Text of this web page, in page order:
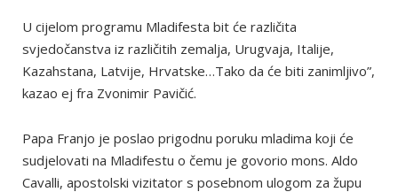
U cijelom programu Mladifesta bit će različita
svjedočanstva iz različitih zemalja, Urugvaja, Italije,
Kazahstana, Latvije, Hrvatske…Tako da će biti zanimljivo”,
kazao ej fra Zvonimir Pavičić.
Papa Franjo je poslao prigodnu poruku mladima koji će
sudjelovati na Mladifestu o čemu je govorio mons. Aldo
Cavalli, apostolski vizitator s posebnom ulogom za župu